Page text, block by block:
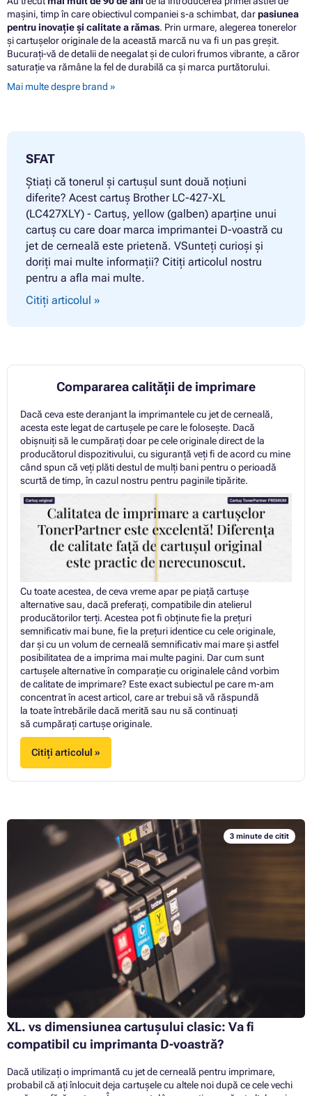
mașini, timp în care obiectivul companiei s-a schimbat, darpasiunea
pentru inovație și calitate a rămas. Prin urmare, alegerea tonerelor
și cartușelor originale de la această marcă nu va fi un pas greșit.
Bucurați-vă de detalii de neegalat și de culori frumos vibrante, a căror
saturație va rămâne la fel de durabilă ca și marca purtătorului.
Mai multe despre brand »
SFAT
Știați că tonerul și cartușul sunt două noțiuni
diferite? Acest cartuș Brother LC-427-XL
(LC427XLY) - Cartuș, yellow (galben) aparține unui
cartuș cu care doar marca imprimantei D-voastră cu
jet de cerneală este prietenă. VSunteți curioși și
doriți mai multe informații? Citiți articolul nostru
pentru a afla mai multe.
Citiți articolul »
Compararea calității de imprimare
Dacă ceva este deranjant la imprimantele cu jet de cerneală,
acesta este legat de cartușele pe care le folosește. Dacă
obișnuiți să le cumpărați doar pe cele originale direct de la
producătorul dispozitivului, cu siguranță veți fi de acord cu mine
când spun că veți plăti destul de mulți bani pentru o perioadă
scurtă de timp, în cazul nostru pentru paginile tipărite.
Cu toate acestea, de ceva vreme apar pe piață cartușe
alternative sau, dacă preferați, compatibile din atelierul
producătorilor terți. Acestea pot fi obținute fie la prețuri
semnificativ mai bune, fie la prețuri identice cu cele originale,
dar și cu un volum de cerneală semnificativ mai mare și astfel
posibilitatea de a imprima mai multe pagini. Dar cum sunt
cartușele alternative în comparație cu originalele când vorbim
de calitate de imprimare? Este exact subiectul pe care m-am
concentrat în acest articol, care ar trebui să vă răspundă
la toate întrebările dacă merită sau nu să continuați
să cumpărați cartuşe originale.
Citiți articolul »
3 minute de citit
XL. vs dimensiunea cartușului clasic: Va fi
compatibil cu imprimanta D-voastră?
Dacă utilizați o imprimantă cu jet de cerneală pentru imprimare,
probabil că ați înlocuit deja cartușele cu altele noi după ce cele vechi